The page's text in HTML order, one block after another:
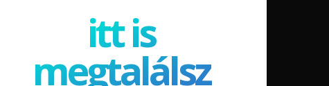
itt is
megtalálsz